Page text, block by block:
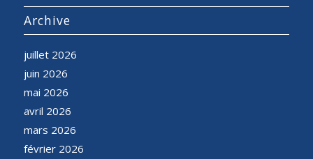
Archive
juillet 2026
juin 2026
mai 2026
avril 2026
mars 2026
février 2026